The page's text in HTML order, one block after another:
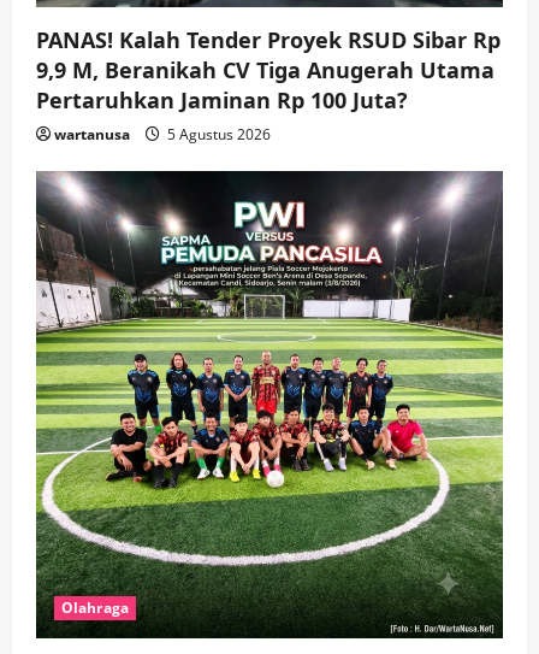
PANAS! Kalah Tender Proyek RSUD Sibar Rp
9,9 M, Beranikah CV Tiga Anugerah Utama
Pertaruhkan Jaminan Rp 100 Juta?
wartanusa 5 Agustus 2026
Olahraga